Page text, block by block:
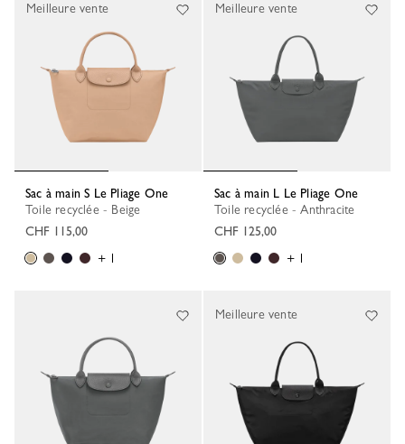
Sac à main S Le Pliage One
Toile recyclée - Beige
CHF 115,00
+ 1
Meilleure vente
Sac à main L Le Pliage One
Toile recyclée - Anthracite
CHF 125,00
+ 1
Meilleure vente
Meilleure vente